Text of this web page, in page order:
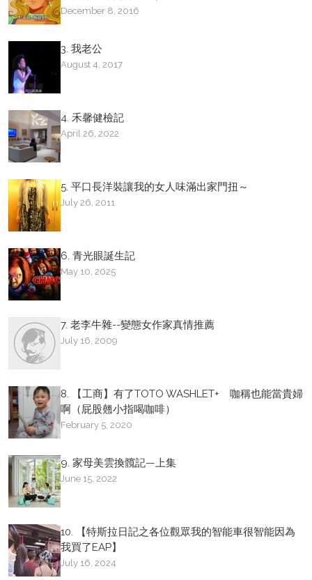
December 8, 2016
3. 我老公
August 4, 2017
4. 禾馨健檢記
April 26, 2022
5. 平口長洋裝讓我的女人味滿出家門扭～
July 26, 2011
6. 青光眼誕生記
May 10, 2025
7. 老李牛雜--變態女作家真情推薦
July 16, 2009
8. 【工商】有了TOTO WASHLET+ 咖稱也能當貴婦
啊（屁股翹小指喝咖啡）
February 5, 2020
9. 家母美雲換髖記—上集
June 15, 2022
10. 【特斯拉日記之各位觀眾我的智能車很智能因為
我買了EAP】
July 16, 2024